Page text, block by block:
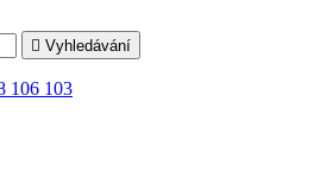
 Vyhledávání
106 103